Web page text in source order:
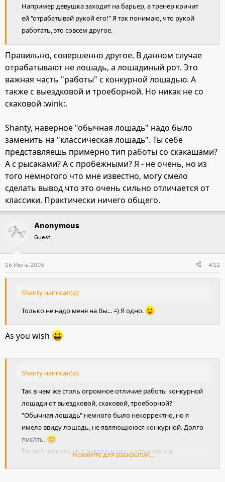
Например девушка заходит на барьер, а тренер кричит
ей "отрабатывай рукой его!" Я так понимаю, что рукой
работать, это совсем другое.
Правильно, совершенно другое. В данном случае
отрабатывают не лошадь, а лошадиный рот. Это
важная часть "работы" с конкурной лошадью. А
также с выездковой и троеборной. Но никак не со
скаковой :wink:.
Shanty, наверное "обычная лошадь" надо было
заменить на "классическая лошадь". Ты себе
представляешь примерно тип работы со скакашами?
А с рысаками? А с пробежными? Я - не очень, но из
того немногого что мне известно, могу смело
сделать вывод что это очень сильно отличается от
классики. Практически ничего общего.
Anonymous
Guest
16 Июнь 2005 #12
Shanty написал(а):
Только не надо меня на Вы... =) Я одно.
As you wish
Shanty написал(а):
Так в чем же столь огромное отличие работы конкурной
лошади от выездковой, скаковой, троеборной?
"Обычная лошадь" немного было некорректно, но я
имела ввиду лошадь, не являющююся конкурной. Долго
писАть.
Так вот насколько я видела, у нас, например, на
Нажмите для раскрытия...